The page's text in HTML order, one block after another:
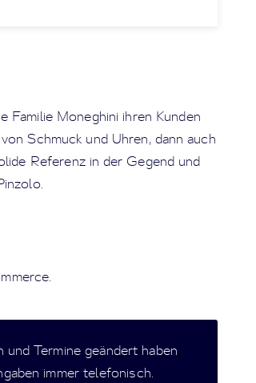
Familie Moneghini ihren Kunden
Schmuck und Uhren, dann auch
Referenz in der Gegend und
Termine geändert haben
immer telefonisch.